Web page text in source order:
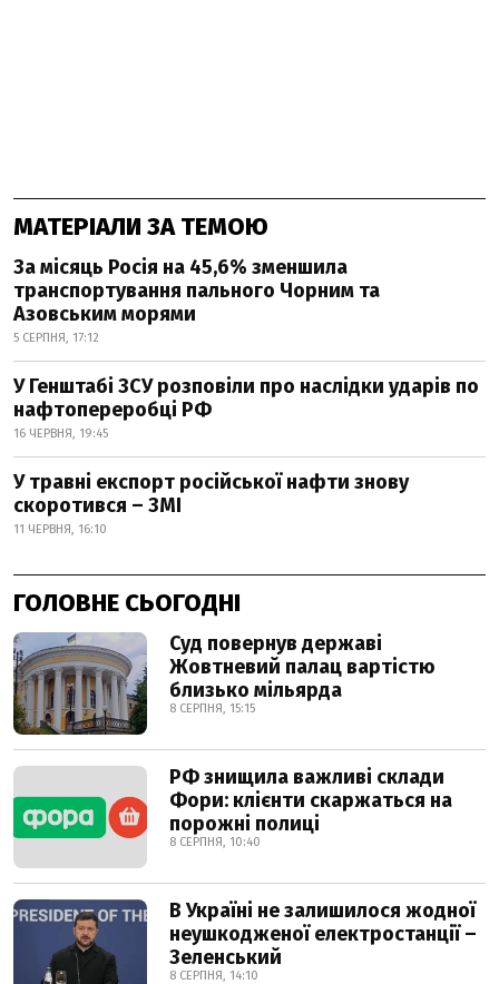
МАТЕРІАЛИ ЗА ТЕМОЮ
За місяць Росія на 45,6% зменшила
транспортування пального Чорним та
Азовським морями
5 СЕРПНЯ, 17:12
У Генштабі ЗСУ розповіли про наслідки ударів по
нафтопереробці РФ
16 ЧЕРВНЯ, 19:45
У травні експорт російської нафти знову
скоротився – ЗМІ
11 ЧЕРВНЯ, 16:10
ГОЛОВНЕ СЬОГОДНІ
Суд повернув державі
Жовтневий палац вартістю
близько мільярда
8 СЕРПНЯ, 15:15
РФ знищила важливі склади
Фори: клієнти скаржаться на
порожні полиці
8 СЕРПНЯ, 10:40
В Україні не залишилося жодної
неушкодженої електростанції –
Зеленський
8 СЕРПНЯ, 14:10